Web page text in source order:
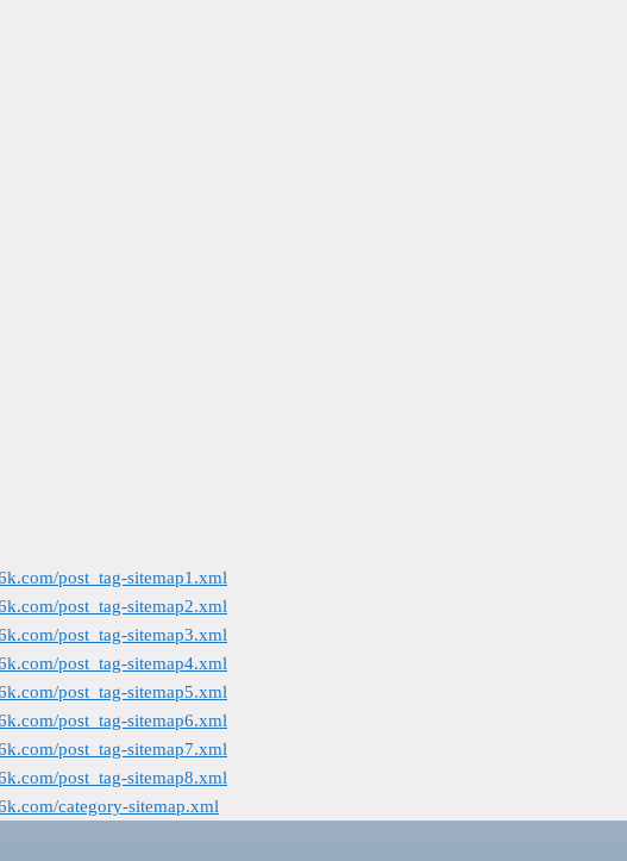
post_tag-sitemap1.xml
post_tag-sitemap2.xml
post_tag-sitemap3.xml
post_tag-sitemap4.xml
post_tag-sitemap5.xml
post_tag-sitemap6.xml
post_tag-sitemap7.xml
post_tag-sitemap8.xml
category-sitemap.xml